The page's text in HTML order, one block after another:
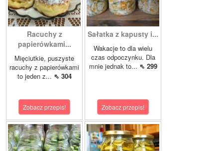
Racuchy z
papierówkami...
Mięciutkie, puszyste
racuchy z papierówkami
to jeden z... ⇖ 304
Zobacz przepis!
Sałatka z kapusty i...
Wakacje to dla wielu
czas odpoczynku. Dla
mnie jednak to... ⇖ 299
Zobacz przepis!